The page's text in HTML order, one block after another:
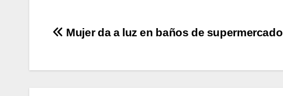
Navegación
Mujer da a luz en baños de supermercado